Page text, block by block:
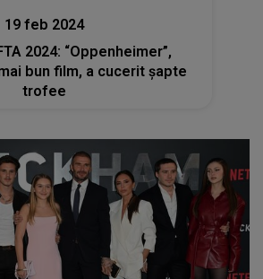
19 feb 2024
2024: “Oppenheimer”,
bun film, a cucerit şapte
trofee